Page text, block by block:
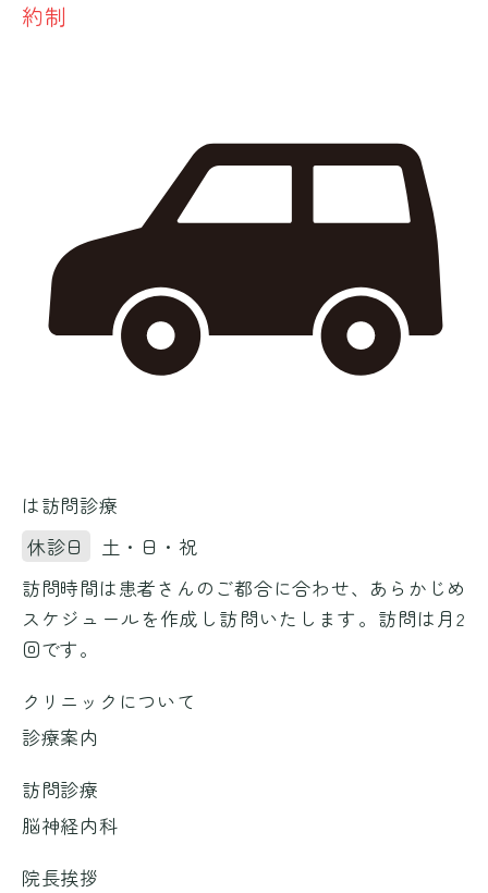
約制
は訪問診療
休診日
土・日・祝
訪問時間は患者さんのご都合に合わせ、あらかじめ
スケジュールを作成し訪問いたします。訪問は月2
回です。
クリニックについて
診療案内
訪問診療
脳神経内科
院長挨拶